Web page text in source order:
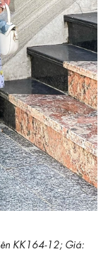
KK164-12; Giá: